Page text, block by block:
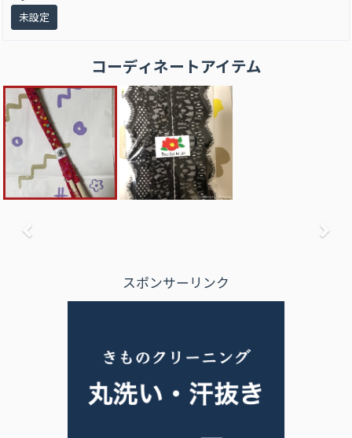
未設定
コーディネートアイテム
スポンサーリンク